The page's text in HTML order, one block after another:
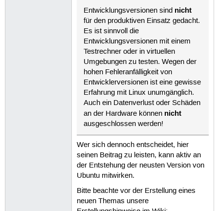
Entwicklungsversionen sind nicht
für den produktiven Einsatz gedacht.
Es ist sinnvoll die
Entwicklungsversionen mit einem
Testrechner oder in virtuellen
Umgebungen zu testen. Wegen der
hohen Fehleranfälligkeit von
Entwicklerversionen ist eine gewisse
Erfahrung mit Linux unumgänglich.
Auch ein Datenverlust oder Schäden
an der Hardware können nicht
ausgeschlossen werden!
Wer sich dennoch entscheidet, hier
seinen Beitrag zu leisten, kann aktiv an
der Entstehung der neusten Version von
Ubuntu mitwirken.
Bitte beachte vor der Erstellung eines
neuen Themas unsere